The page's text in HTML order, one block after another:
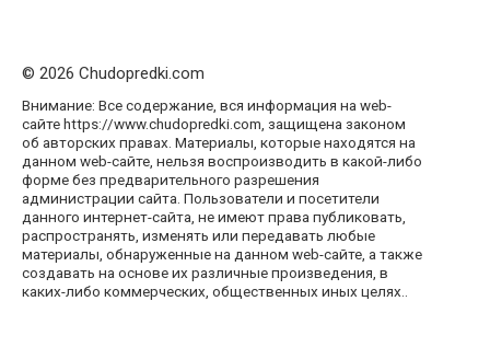
© 2026 Chudopredki.com
Внимание: Все содержание, вся информация на web-
сайте https://www.chudopredki.com, защищена законом
об авторских правах. Материалы, которые находятся на
данном web-сайте, нельзя воспроизводить в какой-либо
форме без предварительного разрешения
администрации сайта. Пользователи и посетители
данного интернет-сайта, не имеют права публиковать,
распространять, изменять или передавать любые
материалы, обнаруженные на данном web-сайте, а также
создавать на основе их различные произведения, в
каких-либо коммерческих, общественных иных целях..